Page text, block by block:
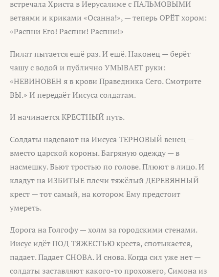
встречала Христа в Иерусалиме с ПАЛЬМОВЫМИ
ветвями и криками «Осанна!», — теперь ОРЁТ хором:
«Распни Его! Распни! Распни!»
Пилат пытается ещё раз. И ещё. Наконец — берёт
чашу с водой и публично УМЫВАЕТ руки:
«НЕВИНОВЕН я в крови Праведника Сего. Смотрите
ВЫ.» И передаёт Иисуса солдатам.
И начинается КРЕСТНЫЙ путь.
Солдаты надевают на Иисуса ТЕРНОВЫЙ венец —
вместо царской короны. Багряную одежду — в
насмешку. Бьют тростью по голове. Плюют в лицо. И
кладут на ИЗБИТЫЕ плечи тяжёлый ДЕРЕВЯННЫЙ
крест — тот самый, на котором Ему предстоит
умереть.
Дорога на Голгофу — холм за городскими стенами.
Иисус идёт ПОД ТЯЖЕСТЬЮ креста, спотыкается,
падает. Падает СНОВА. И снова. Когда сил уже нет —
солдаты заставляют какого-то прохожего, Симона из